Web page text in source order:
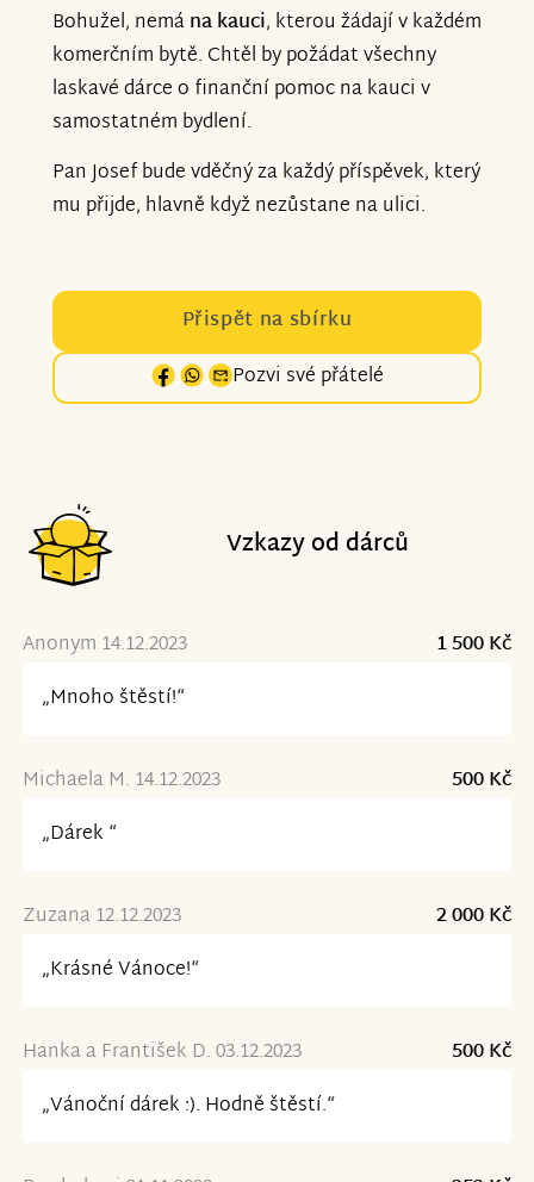
Bohužel, nemána kauci, kterou žádají v každém
komerčním bytě. Chtěl by požádat všechny
laskavé dárce o finanční pomoc na kauci v
samostatném bydlení.
Pan Josef bude vděčný za každý příspěvek, který
mu přijde, hlavně když nezůstane na ulici.
Přispět na sbírku
Pozvi své přátelé
Vzkazy od dárců
Anonym 14.12.2023
1 500 Kč
„Mnoho štěstí!“
Michaela M. 14.12.2023
500 Kč
„Dárek “
Zuzana 12.12.2023
2 000 Kč
„Krásné Vánoce!“
Hanka a František D. 03.12.2023
500 Kč
„Vánoční dárek :). Hodně štěstí.“